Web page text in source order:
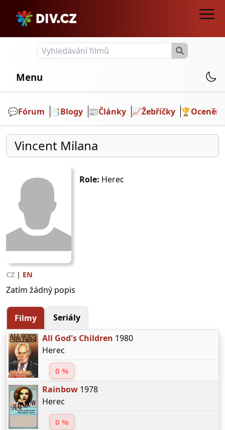
Menu
💬️Fórum 📑Blogy 📰Články 📈Žebříčky 🏆Ocenění
Vincent Milana
Role: Herec
CZ | EN
Zatím žádný popis
Filmy
Seriály
All God's Children 1980
Herec
0 %
Rainbow1978
Herec
0 %